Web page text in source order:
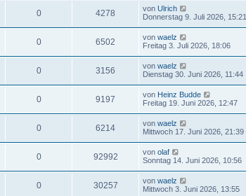
0 4278 von Ulrich
Donnerstag 9. Juli 2026, 15:21
0 6502 von waelz
Freitag 3. Juli 2026, 18:06
0 3156 von waelz
Dienstag 30. Juni 2026, 11:44
0 9197 von Heinz Budde
Freitag 19. Juni 2026, 12:47
0 6214 von waelz
Mittwoch 17. Juni 2026, 21:39
0 92992 von olaf
Sonntag 14. Juni 2026, 10:56
0 30257 von waelz
Mittwoch 3. Juni 2026, 13:55